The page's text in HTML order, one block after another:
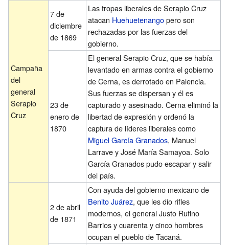
Campaña
del
general
Serapio
Cruz
7 de
diciembre
de 1869
Las tropas liberales de Serapio Cruz
atacan Huehuetenangopero son
rechazadas por las fuerzas del
gobierno.
23 de
enero de
1870
El general Serapio Cruz, que se había
levantado en armas contra el gobierno
de Cerna, es derrotado en Palencia.
Sus fuerzas se dispersan y él es
capturado y asesinado. Cerna eliminó la
libertad de expresión y ordenó la
captura de líderes liberales como
Miguel García Granados, Manuel
Larrave y José María Samayoa. Solo
García Granados pudo escapar y salir
del país.
2 de abril
de 1871
Con ayuda del gobierno mexicano de
Benito Juárez, que les dio rifles
modernos, el general Justo Rufino
Barrios y cuarenta y cinco hombres
ocupan el pueblo de Tacaná.